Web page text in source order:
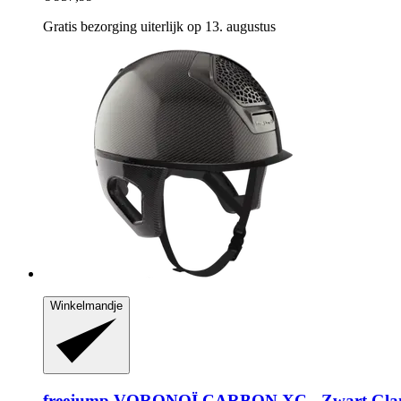
Gratis bezorging uiterlijk op 13. augustus
Winkelmandje